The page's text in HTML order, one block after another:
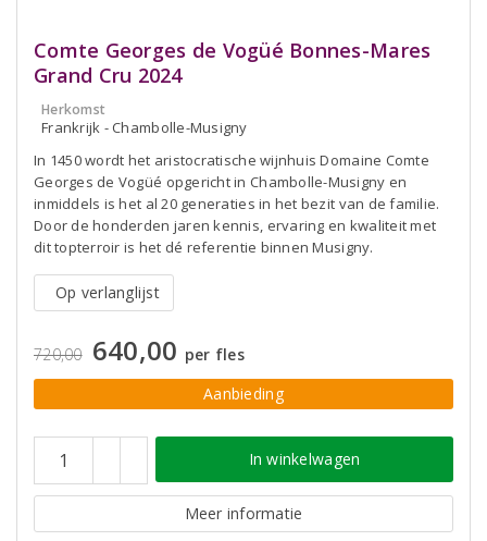
Comte Georges de Vogüé Bonnes-Mares
Grand Cru 2024
Herkomst
Frankrijk - Chambolle-Musigny
In 1450 wordt het aristocratische wijnhuis Domaine Comte
Georges de Vogüé opgericht in Chambolle-Musigny en
inmiddels is het al 20 generaties in het bezit van de familie.
Door de honderden jaren kennis, ervaring en kwaliteit met
dit topterroir is het dé referentie binnen Musigny.
Op verlanglijst
720,00 640,00 per fles
Aanbieding
In winkelwagen
Meer informatie